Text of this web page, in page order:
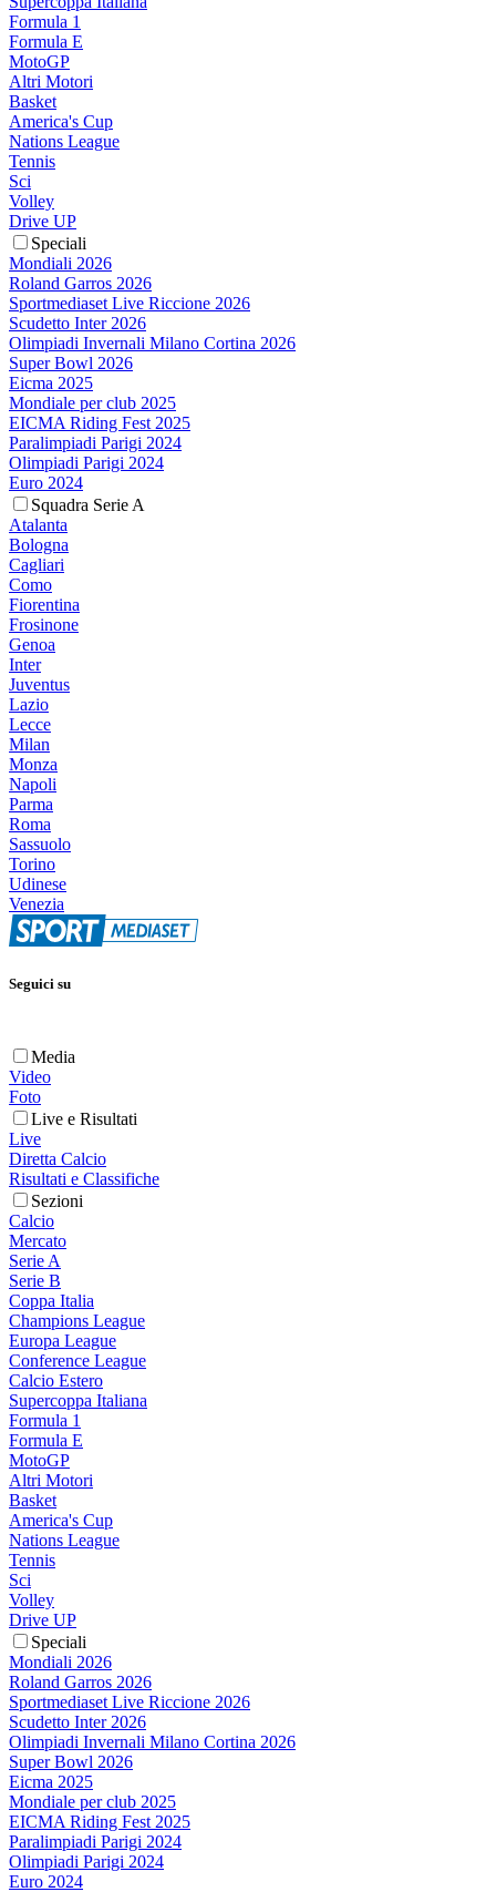
Formula 1
Formula E
MotoGP
Altri Motori
Basket
America's Cup
Nations League
Tennis
Sci
Volley
Drive UP
Speciali
Mondiali 2026
Roland Garros 2026
Sportmediaset Live Riccione 2026
Scudetto Inter 2026
Olimpiadi Invernali Milano Cortina 2026
Super Bowl 2026
Eicma 2025
Mondiale per club 2025
EICMA Riding Fest 2025
Paralimpiadi Parigi 2024
Olimpiadi Parigi 2024
Euro 2024
Squadra Serie A
Atalanta
Bologna
Cagliari
Como
Fiorentina
Frosinone
Genoa
Inter
Juventus
Lazio
Lecce
Milan
Monza
Napoli
Parma
Roma
Sassuolo
Torino
Udinese
Venezia
Seguici su
Media
Video
Foto
Live e Risultati
Live
Diretta Calcio
Risultati e Classifiche
Sezioni
Calcio
Mercato
Serie A
Serie B
Coppa Italia
Champions League
Europa League
Conference League
Calcio Estero
Supercoppa Italiana
Formula 1
Formula E
MotoGP
Altri Motori
Basket
America's Cup
Nations League
Tennis
Sci
Volley
Drive UP
Speciali
Mondiali 2026
Roland Garros 2026
Sportmediaset Live Riccione 2026
Scudetto Inter 2026
Olimpiadi Invernali Milano Cortina 2026
Super Bowl 2026
Eicma 2025
Mondiale per club 2025
EICMA Riding Fest 2025
Paralimpiadi Parigi 2024
Olimpiadi Parigi 2024
Euro 2024